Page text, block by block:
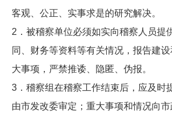
客观、公正、实事求是的研究解决。
2．被稽察单位必须如实向稽察人员提
同、财务等资料等有关情况，报告建
大事项，严禁推诿、隐匿、伪报。
3．稽察组在稽察工作结束后，应及时
由市发改委审定；重大事项和情况向